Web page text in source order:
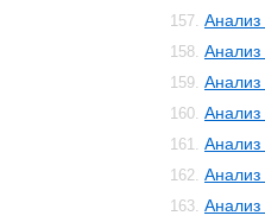
157. Анализ
158. Анализ
159. Анализ
160. Анализ
161.
162. Анализ
163. Анализ